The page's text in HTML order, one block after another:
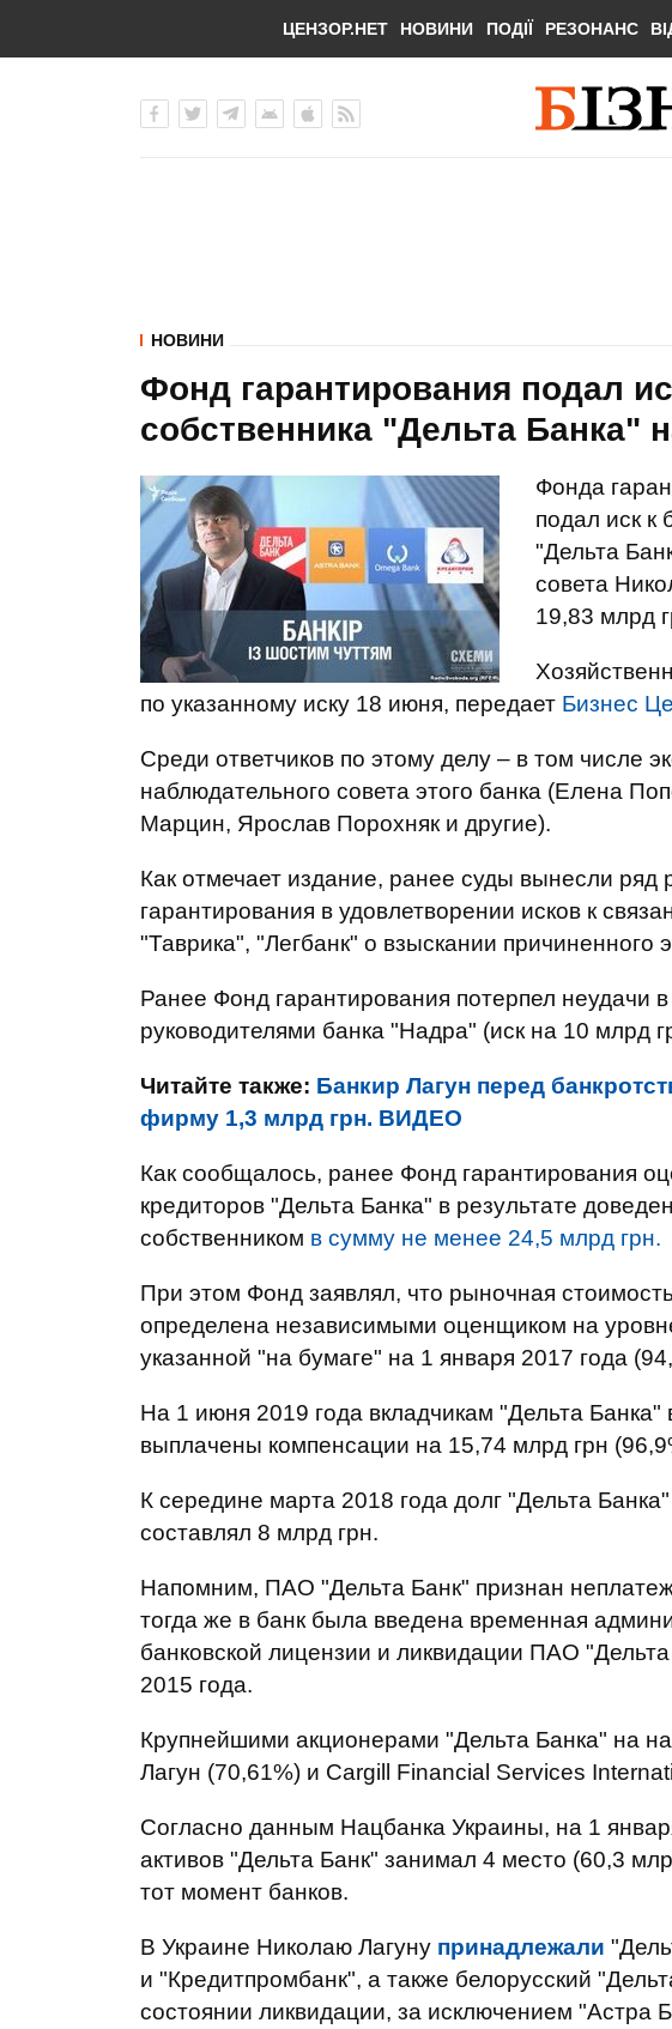
ЦЕНЗОР.НЕТ НОВИНИ ПОДІЇ РЕЗОНАНС
НОВИНИ
Фонд гарантирования подал
собственника "Дельта Банка"
Фонда
подал иск
"Дельта
совета
19,83 млрд
по указанному иску 18 июня, передает Бизнес
Среди ответчиков по этому делу – в том числе
наблюдательного совета этого банка (Елена
Марцин, Ярослав Порохняк и другие).
Как отмечает издание, ранее суды вынесли
гарантирования в удовлетворении исков к
"Таврика", "Легбанк" о взыскании
Ранее Фонд гарантирования потерпел неудачи
руководителями банка "Надра" (иск на 10 млрд
Читайте также: Банкир Лагун перед
фирму 1,3 млрд грн. ВИДЕО
Как сообщалось, ранее Фонд гарантирования
кредиторов "Дельта Банка" в результате
собственником в сумму не менее 24,5 млрд грн.
При этом Фонд заявлял, что рыночная
определена независимыми оценщиком на
указанной "на бумаге" на 1 января 2017 года
На 1 июня 2019 года вкладчикам "Дельта
выплачены компенсации на 15,74 млрд грн
К середине марта 2018 года долг "Дельта
составлял 8 млрд грн.
Напомним, ПАО "Дельта Банк" признан
тогда же в банк была введена временная
банковской лицензии и ликвидации ПАО
2015 года.
Крупнейшими акционерами "Дельта Банка" на
Лагун (70,61%) и Cargill Financial Services
Согласно данным Нацбанка Украины, на 1
активов "Дельта Банк" занимал 4 место (60,3
тот момент банков.
В Украине Николаю Лагуну принадлежали
и "Кредитпромбанк", а также белорусский
состоянии ликвидации, за исключением